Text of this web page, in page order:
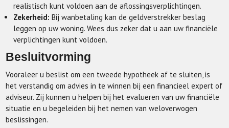
realistisch kunt voldoen aan de aflossingsverplichtingen.
Zekerheid: Bij wanbetaling kan de geldverstrekker beslag
leggen op uw woning. Wees dus zeker dat u aan uw financiële
verplichtingen kunt voldoen.
Besluitvorming
Vooraleer u beslist om een tweede hypotheek af te sluiten, is
het verstandig om advies in te winnen bij een financieel expert of
adviseur. Zij kunnen u helpen bij het evalueren van uw financiële
situatie en u begeleiden bij het nemen van weloverwogen
beslissingen.